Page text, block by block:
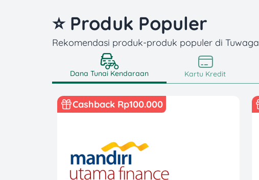
⭐ Produk Populer
Rekomendasi produk-produk populer di Tuwaga
Dana Tunai Kendaraan Kartu Kredit
Cashback Rp100.000